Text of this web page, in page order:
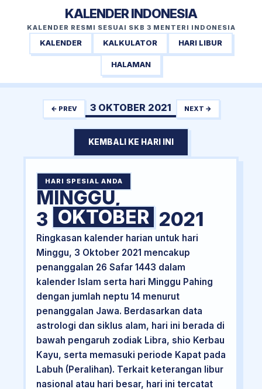
KALENDER INDONESIA
KALENDER RESMI SESUAI SKB 3 MENTERI INDONESIA
KALENDER KALKULATOR HARI LIBUR
HALAMAN
← PREV 3 OKTOBER 2021 NEXT →
KEMBALI KE HARI INI
HARI SPESIAL ANDA
MINGGU,
3 OKTOBER 2021
Ringkasan kalender harian untuk hari
Minggu, 3 Oktober 2021 mencakup
penanggalan 26 Safar 1443 dalam
kalender Islam serta hari Minggu Pahing
dengan jumlah neptu 14 menurut
penanggalan Jawa. Berdasarkan data
astrologi dan siklus alam, hari ini berada di
bawah pengaruh zodiak Libra, shio Kerbau
Kayu, serta memasuki periode Kapat pada
Labuh (Peralihan). Terkait keterangan libur
nasional atau hari besar, hari ini tercatat